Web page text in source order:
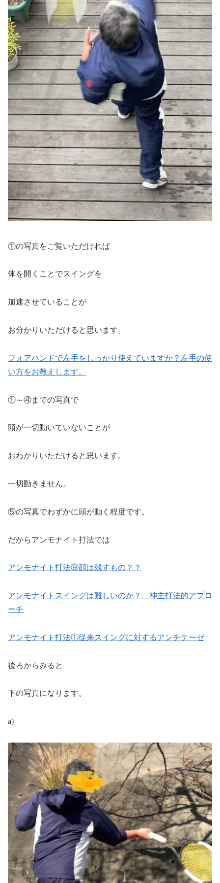
①の写真をご覧いただければ
体を開くことでスイングを
加速させていることが
お分かりいただけると思います。
フォアハンドで左手をしっかり使えていますか？左手の使
い方をお教えします。
①～④までの写真で
頭が一切動いていないことが
おわかりいただけると思います。
一切動きません。
⑤の写真でわずかに頭が動く程度です。
だからアンモナイト打法では
アンモナイト打法⑨顔は残すもの？？
アンモナイトスイングは難しいのか？ 神主打法的アプロ
ーチ
アンモナイト打法①従来スイングに対するアンチテーゼ
後ろからみると
下の写真になります。
a)